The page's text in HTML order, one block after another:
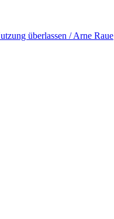
überlassen / Arne Raue